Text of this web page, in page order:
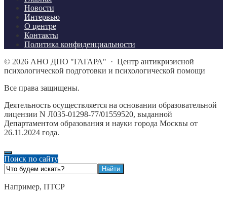
Новости
Интервью
О центре
Контакты
Политика конфиденциальности
© 2026 АНО ДПО "ГАГАРА" · Центр антикризисной
психологической подготовки и психологической помощи
Все права защищены.
Деятельность осуществляется на основании образовательной
лицензии N Л035-01298-77/01559520, выданной
Департаментом образования и науки города Москвы от
26.11.2024 года.
Поиск по сайту
Например, ПТСР